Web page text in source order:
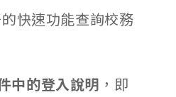
快速功能查詢校務
中的登入說明 ，即